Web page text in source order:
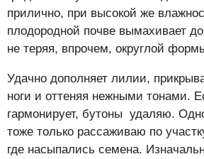
прилично, при высокой же
плодородной почве вымахивает
не теряя, впрочем, округлой
Удачно дополняет лилии,
ноги и оттеняя нежными тонами.
гармонирует, бутоны удаляю.
тоже только рассаживаю по
где насыпались семена.